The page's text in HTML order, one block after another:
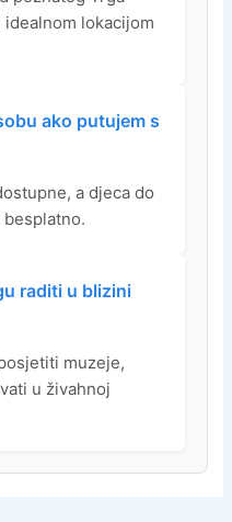
lokacijom
ako putujem s
a djeca do
raditi u blizini
muzeje,
u živahnoj